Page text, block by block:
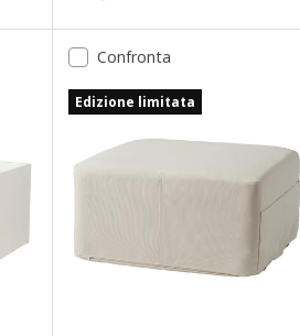
Opzione: FLEKKE, Letto
Opzione: FLEKKE, Letto
Confronta
Edizione limitata